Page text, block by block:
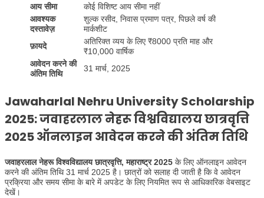
आय सीमा
कोई विशिष्ट आय सीमा नहीं
आवश्यक
दस्तावेज़
शुल्क रसीद, निवास प्रमाण पत्र, पिछले वर्ष की
मार्कशीट
फ़ायदे
अतिरिक्त व्यय के लिए ₹8000 प्रति माह और
₹10,000 वार्षिक
आवेदन करने की
अंतिम तिथि
31 मार्च, 2025
Jawaharlal Nehru University Scholarship
2025: जवाहरलाल नेहरू विश्वविद्यालय छात्रवृत्ति
2025 ऑनलाइन आवेदन करने की अंतिम तिथि
जवाहरलाल नेहरू विश्वविद्यालय छात्रवृत्ति, महाराष्ट्र 2025 के लिए ऑनलाइन आवेदन
करने की अंतिम तिथि 31 मार्च 2025 है। छात्रों को सलाह दी जाती है कि वे आवेदन
प्रक्रिया और समय सीमा के बारे में अपडेट के लिए नियमित रूप से आधिकारिक वेबसाइट
देखें।